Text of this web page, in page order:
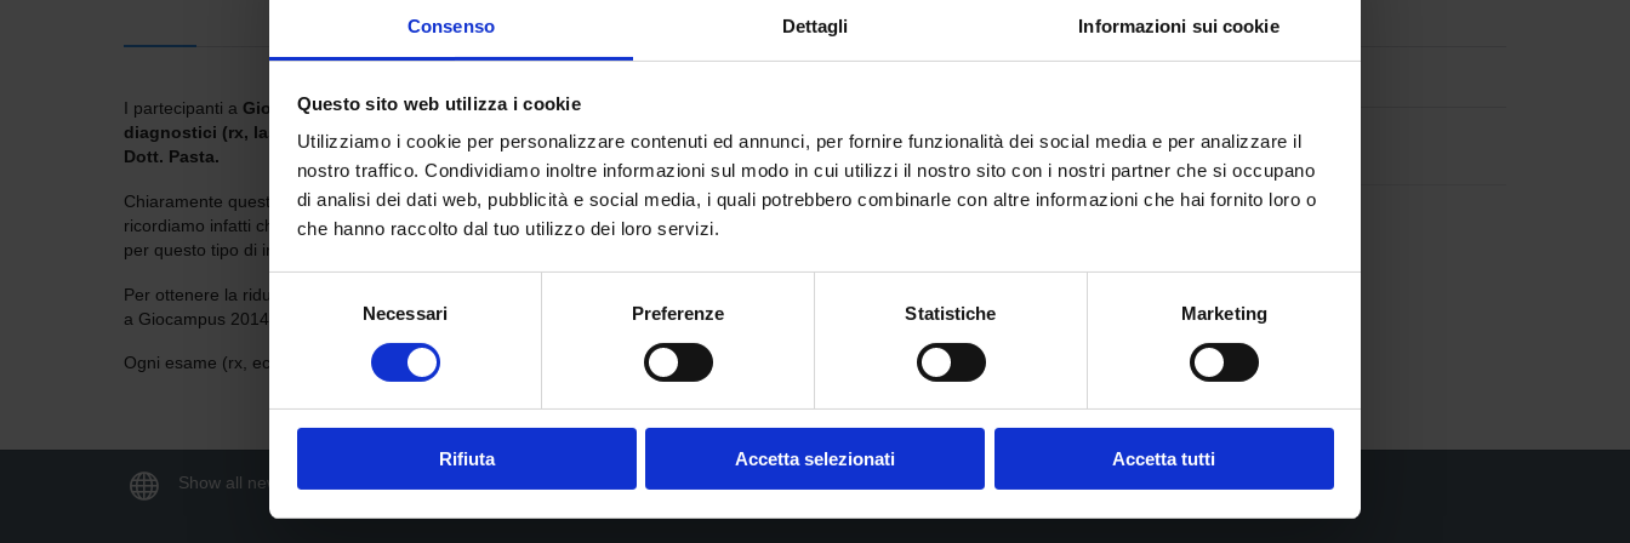
Consenso Dettagli Informazioni sui cookie
Questo sito web utilizza i cookie
Utilizziamo i cookie per personalizzare contenuti ed annunci, per fornire funzionalità dei social media e per analizzare il
nostro traffico. Condividiamo inoltre informazioni sul modo in cui utilizzi il nostro sito con i nostri partner che si occupano
di analisi dei dati web, pubblicità e social media, i quali potrebbero combinarle con altre informazioni che hai fornito loro o
che hanno raccolto dal tuo utilizzo dei loro servizi.
Necessari Preferenze Statistiche Marketing
Rifiuta Accetta selezionati Accetta tutti
I partecipanti a Giocampus 2014e i relativi nuclei famigliari avranno diritto ad una
diagnostici (rx, lastre tradizionali, ecografie, tac, risonanza magnetica) effettuati presso lo
Studio Associato di Radiologia
Dott. Pasta.
Chiaramente questa riduzione non sarà applicabile agli esami rx eseguiti presentando la “richiesta rossa del medico di base”,
ricordiamo infatti che con la “richiesta rossa del medico di base” nel nostro studio si può usufruire già di una riduzione maggiore
per questo tipo di indagini, solo
Per ottenere la riduzione relativa alla convenzione con Giocampus sarà sufficiente presentare un documento che attesti l’iscrizione
a Giocampus 2014 al momento dell’arrivo allo studio per eseguire l’esame richiesto.
Ogni esame (rx, ecografia, tac e risonanza) avrà il referto di risposta immediatamente dopo l’esecuzione dello stesso.
Seguici su
 Facebook
 Show all news